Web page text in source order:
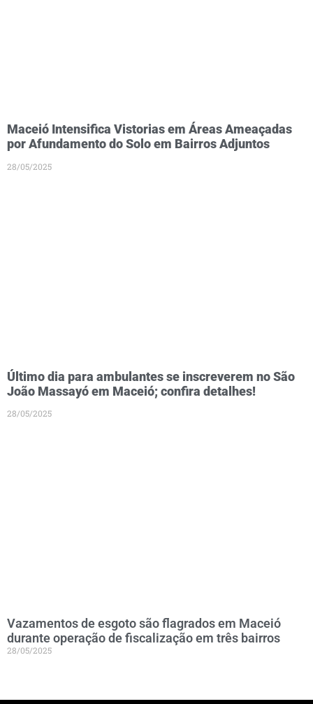
Maceió Intensifica Vistorias em Áreas Ameaçadas
por Afundamento do Solo em Bairros Adjuntos
28/05/2025
Último dia para ambulantes se inscreverem no São
João Massayó em Maceió; confira detalhes!
28/05/2025
Vazamentos de esgoto são flagrados em Maceió
durante operação de fiscalização em três bairros
28/05/2025